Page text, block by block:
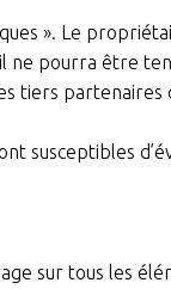
». Le
ne pourra être
tiers partenaires
susceptibles
sur tous les